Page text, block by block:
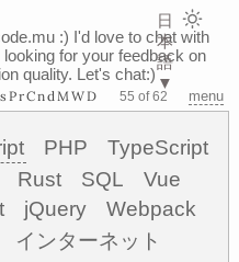
:) I'd love to chat with
for your feedback on
quality. Let's chat:)
55 of 62 menu
PHP
TypeScript
Rust SQL
Vue
jQuery
Webpack
インターネット
日
本
語
▼